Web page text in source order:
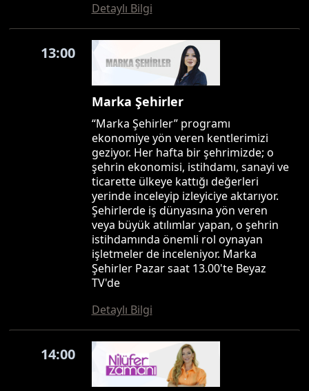
Detaylı Bilgi
13:00
Marka Şehirler
“Marka Şehirler” programı
ekonomiye yön veren kentlerimizi
geziyor. Her hafta bir şehrimizde; o
şehrin ekonomisi, istihdamı, sanayi ve
ticarette ülkeye kattığı değerleri
yerinde inceleyip izleyiciye aktarıyor.
Şehirlerde iş dünyasına yön veren
veya büyük atılımlar yapan, o şehrin
istihdamında önemli rol oynayan
işletmeler de inceleniyor. Marka
Şehirler Pazar saat 13.00'te Beyaz
TV'de
Detaylı Bilgi
14:00